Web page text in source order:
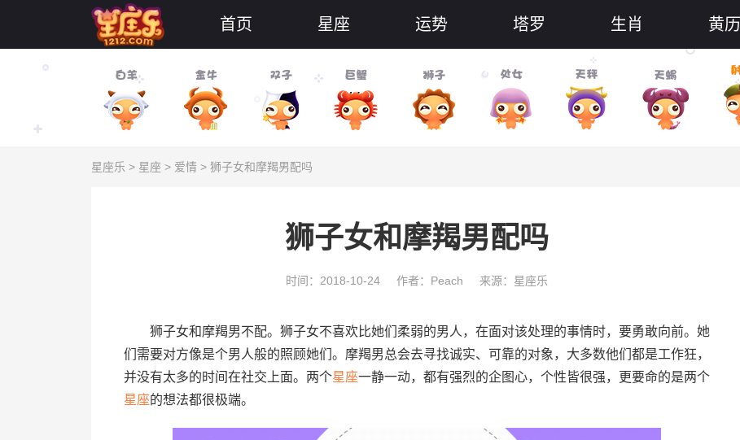
首页 星座 运势 塔罗 生肖 黄历
星座乐 > 星座 > 爱情 > 狮子女和摩羯男配吗
狮子女和摩羯男配吗
时间：2018-10-24 作者：Peach 来源：星座乐
狮子女和摩羯男不配。狮子女不喜欢比她们柔弱的男人，在面对该处理的事情时，要勇敢向前。她
们需要对方像是个男人般的照顾她们。摩羯男总会去寻找诚实、可靠的对象，大多数他们都是工作狂，
并没有太多的时间在社交上面。两个星座一静一动，都有强烈的企图心，个性皆很强，更要命的是两个
星座的想法都很极端。